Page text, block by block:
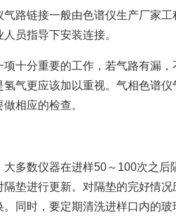
气路链接一般由色谱仪生产厂家
员指导下安装连接。
项十分重要的工作，若气路有漏
氢气更应该加以重视。气相色谱
相应的检查。
大多数仪器在进样50～100次之
隔垫进行更新。对隔垫的完好情
同时，要定期清洗进样口内的玻